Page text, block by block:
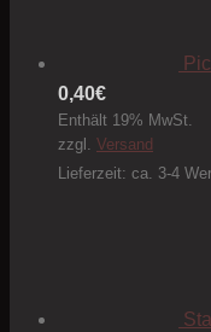
0,40€
Enthält 19% MwSt.
zzgl. Versand
Lieferzeit: ca. 3-4